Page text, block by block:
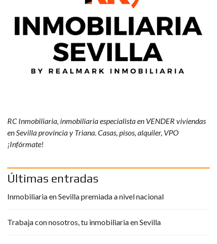
RC Inmobiliaria, inmobiliaria especialista en VENDER viviendas
en Sevilla provincia y Triana. Casas, pisos, alquiler, VPO
¡Infórmate!
Últimas entradas
Inmobiliaria en Sevilla premiada a nivel nacional
Trabaja con nosotros, tu inmobiliaria en Sevilla